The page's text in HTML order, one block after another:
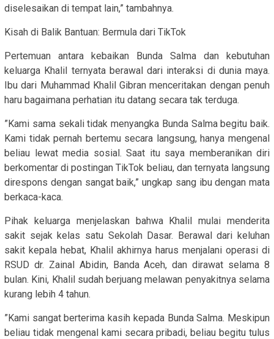
diselesaikan di tempat lain,” tambahnya.
​Kisah di Balik Bantuan: Bermula dari TikTok
​Pertemuan antara kebaikan Bunda Salma dan kebutuhan
keluarga Khalil ternyata berawal dari interaksi di dunia maya.
Ibu dari Muhammad Khalil Gibran menceritakan dengan penuh
haru bagaimana perhatian itu datang secara tak terduga.
​”Kami sama sekali tidak menyangka Bunda Salma begitu baik.
Kami tidak pernah bertemu secara langsung, hanya mengenal
beliau lewat media sosial. Saat itu saya memberanikan diri
berkomentar di postingan TikTok beliau, dan ternyata langsung
direspons dengan sangat baik,” ungkap sang ibu dengan mata
berkaca-kaca.
​Pihak keluarga menjelaskan bahwa Khalil mulai menderita
sakit sejak kelas satu Sekolah Dasar. Berawal dari keluhan
sakit kepala hebat, Khalil akhirnya harus menjalani operasi di
RSUD dr. Zainal Abidin, Banda Aceh, dan dirawat selama 8
bulan. Kini, Khalil sudah berjuang melawan penyakitnya selama
kurang lebih 4 tahun.
​”Kami sangat berterima kasih kepada Bunda Salma. Meskipun
beliau tidak mengenal kami secara pribadi, beliau begitu tulus